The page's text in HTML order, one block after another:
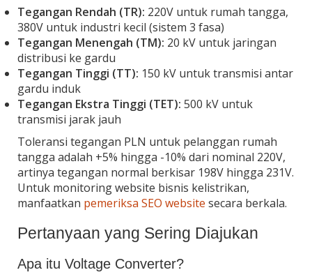
Tegangan Rendah (TR): 220V untuk rumah tangga,
380V untuk industri kecil (sistem 3 fasa)
Tegangan Menengah (TM): 20 kV untuk jaringan
distribusi ke gardu
Tegangan Tinggi (TT): 150 kV untuk transmisi antar
gardu induk
Tegangan Ekstra Tinggi (TET): 500 kV untuk
transmisi jarak jauh
Toleransi tegangan PLN untuk pelanggan rumah
tangga adalah +5% hingga -10% dari nominal 220V,
artinya tegangan normal berkisar 198V hingga 231V.
Untuk monitoring website bisnis kelistrikan,
manfaatkan pemeriksa SEO website secara berkala.
Pertanyaan yang Sering Diajukan
Apa itu Voltage Converter?